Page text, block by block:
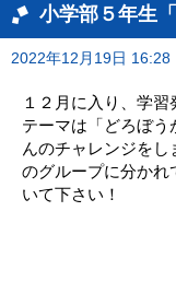
小学部５年生
2022年12月19日 16:28
１２月に入り、学
テーマは「どろぼう
んのチャレンジを
のグループに分かれ
いて下さい！